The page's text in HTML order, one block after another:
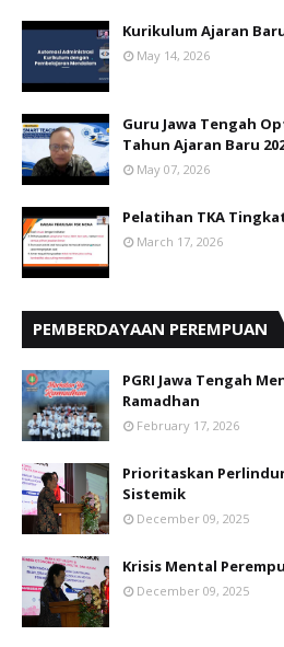
Kurikulum Ajaran
May 14, 2026
Guru Jawa Tengah
Tahun Ajaran Baru
May 07, 2026
Pelatihan TKA
March 17, 2026
PEMBERDAYAAN PEREMPUAN
PGRI Jawa Tengah
Ramadhan
February 17, 2026
Prioritaskan
Sistemik
December 09, 2025
Krisis Mental
December 09, 2025